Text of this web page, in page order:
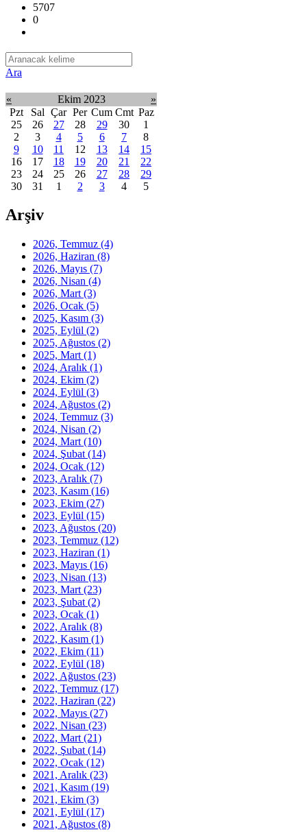
5707
0
Ara
« Ekim 2023
»
Pzt
Sal Çar Per Cum Cmt Paz
25
26 27 28 29 30
1
2
3 4 5 6 7
8
9
10 11 12 13 14
15
16
17 18 19 20 21
22
23
24 25 26 27 28
29
30
31 1 2 3 4 5
Arşiv
2026, Temmuz (4)
2026, Haziran (8)
2026, Mayıs (7)
2026, Nisan (4)
2026, Mart (3)
2026, Ocak (5)
2025, Kasım (3)
2025, Eylül (2)
2025, Ağustos (2)
2025, Mart (1)
2024, Aralık (1)
2024, Ekim (2)
2024, Eylül (3)
2024, Ağustos (2)
2024, Temmuz (3)
2024, Nisan (2)
2024, Mart (10)
2024, Şubat (14)
2024, Ocak (12)
2023, Aralık (7)
2023, Kasım (16)
2023, Ekim (27)
2023, Eylül (15)
2023, Ağustos (20)
2023, Temmuz (12)
2023, Haziran (1)
2023, Mayıs (16)
2023, Nisan (13)
2023, Mart (23)
2023, Şubat (2)
2023, Ocak (1)
2022, Aralık (8)
2022, Kasım (1)
2022, Ekim (11)
2022, Eylül (18)
2022, Ağustos (23)
2022, Temmuz (17)
2022, Haziran (22)
2022, Mayıs (27)
2022, Nisan (23)
2022, Mart (21)
2022, Şubat (14)
2022, Ocak (12)
2021, Aralık (23)
2021, Kasım (19)
2021, Ekim (3)
2021, Eylül (17)
2021, Ağustos (8)